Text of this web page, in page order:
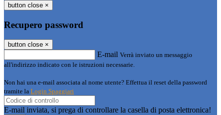
button close ×
Recupero password
button close ×
E-mail Verrà inviato un messaggio
all'indirizzo indicato con le istruzioni necessarie.
Non hai una e-mail associata al nome utente? Effettua il reset della password
tramite la Login Spaggiari
E-mail inviata, si prega di controllare la casella di posta elettronica!